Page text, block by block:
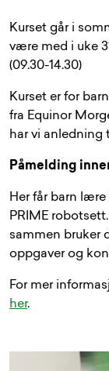
Kurset går i
være med i uke
(09.30-14.30)
Kurset er for
fra Equinor
har vi anledning
Påmelding
Her får barn lære
PRIME
sammen bruker
oppgaver og
For mer
her.